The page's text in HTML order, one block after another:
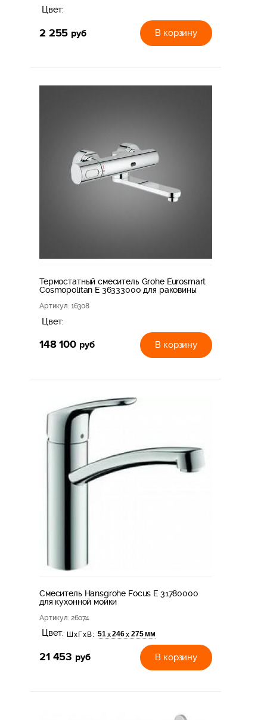
Цвет:
2 255 руб В корзину
Термостатный смеситель Grohe Eurosmart
Cosmopolitan E 36333000 для раковины
Артикул: 16308
Цвет:
148 100 руб В корзину
Смеситель Hansgrohe Focus E 31780000
для кухонной мойки
Артикул: 26074
Цвет: ШхГхВ: 51х 246х 275 мм
21 453 руб В корзину